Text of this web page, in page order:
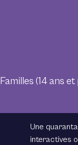
Familles (14 ans et
Une
interactives